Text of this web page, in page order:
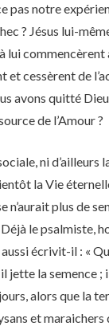
pas notre
? Jésus lui-
lui
et cessèrent de
avons quitté
de l’Amour ?
ni
la Vie
plus de
le psalmiste,
écrivit-il : «
jette la semence ;
alors que la
et